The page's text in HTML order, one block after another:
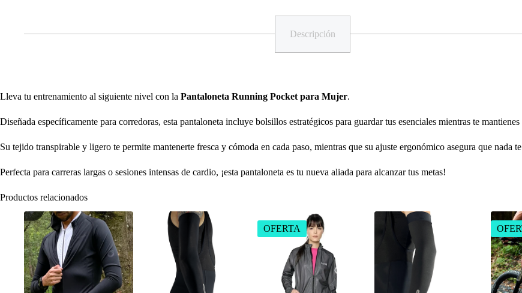
Descripción
Lleva tu entrenamiento al siguiente nivel con la Pantaloneta Running Pocket para Mujer.
Diseñada específicamente para corredoras, esta pantaloneta incluye bolsillos estratégicos para guardar tus esenciales mientras te
Su tejido transpirable y ligero te permite mantenerte fresca y cómoda en cada paso, mientras que su ajuste ergonómico asegura que nada
Perfecta para carreras largas o sesiones intensas de cardio, ¡esta pantaloneta es tu nueva aliada para alcanzar tus metas!
Productos relacionados
OFERTA